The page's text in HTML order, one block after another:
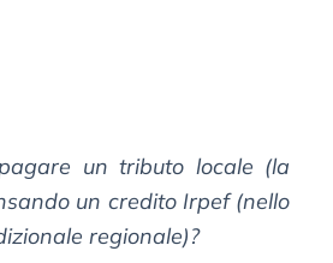
un tributo locale (la
un credito Irpef (nello
regionale)?